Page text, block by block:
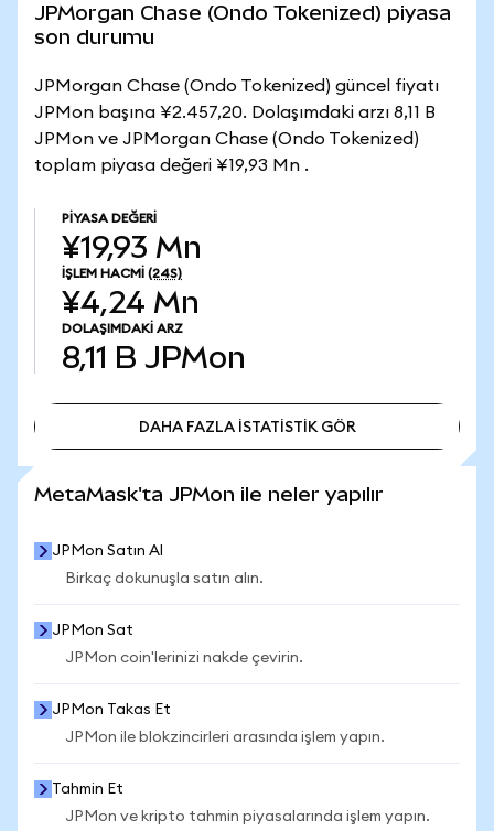
JPMorgan Chase (Ondo Tokenized) piyasa
son durumu
JPMorgan Chase (Ondo Tokenized) güncel fiyatı
JPMon başına ¥2.457,20. Dolaşımdaki arzı 8,11 B
JPMon ve JPMorgan Chase (Ondo Tokenized)
toplam piyasa değeri ¥19,93 Mn .
PIYASA DEĞERI
¥19,93 Mn
İŞLEM HACMI (24S)
¥4,24 Mn
DOLAŞIMDAKI ARZ
8,11 B JPMon
DAHA FAZLA İSTATİSTİK GÖR
MetaMask'ta JPMon ile neler yapılır
JPMon Satın Al
Birkaç dokunuşla satın alın.
JPMon Sat
JPMon coin'lerinizi nakde çevirin.
JPMon Takas Et
JPMon ile blokzincirleri arasında işlem yapın.
Tahmin Et
JPMon ve kripto tahmin piyasalarında işlem yapın.